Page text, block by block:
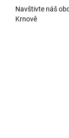
Navštivte náš
Krnově